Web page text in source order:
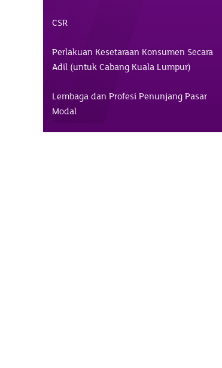
CSR
Perlakuan Kesetaraan Konsumen Secara
Adil (untuk Cabang Kuala Lumpur)
Lembaga dan Profesi Penunjang Pasar
Modal